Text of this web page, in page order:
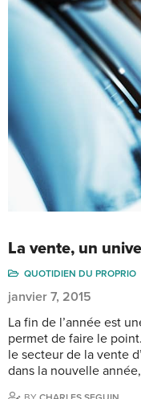
La vente, un
QUOTIDIEN DU PROPRIO
janvier 7, 2015
La fin de l’année est
permet de faire le
le secteur de la vente
dans la nouvelle